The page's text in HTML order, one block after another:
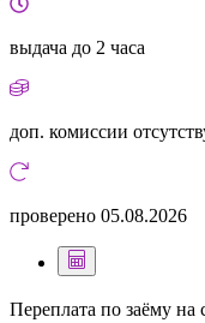
выдача до 2 часа
доп. комиссии
проверено 05.08.2026
Переплата по заёму